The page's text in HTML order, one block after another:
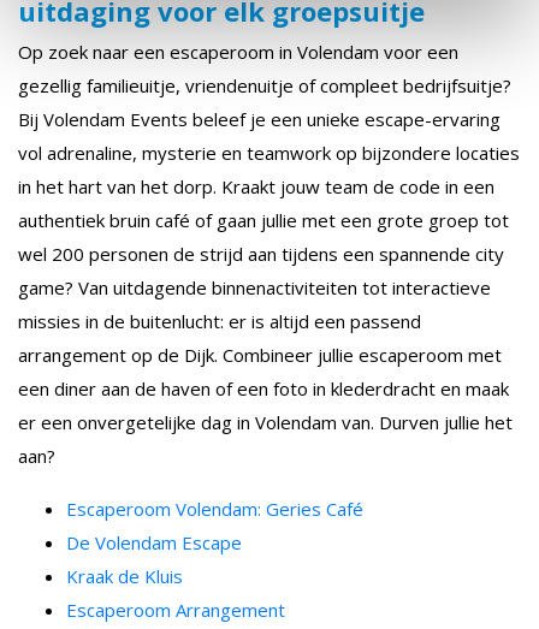
uitdaging voor elk groepsuitje
Op zoek naar een escaperoom in Volendam voor een
gezellig familieuitje, vriendenuitje of compleet bedrijfsuitje?
Bij Volendam Events beleef je een unieke escape-ervaring
vol adrenaline, mysterie en teamwork op bijzondere locaties
in het hart van het dorp. Kraakt jouw team de code in een
authentiek bruin café of gaan jullie met een grote groep tot
wel 200 personen de strijd aan tijdens een spannende city
game? Van uitdagende binnenactiviteiten tot interactieve
missies in de buitenlucht: er is altijd een passend
arrangement op de Dijk. Combineer jullie escaperoom met
een diner aan de haven of een foto in klederdracht en maak
er een onvergetelijke dag in Volendam van. Durven jullie het
aan?
Escaperoom Volendam: Geries Café
De Volendam Escape
Kraak de Kluis
Escaperoom Arrangement